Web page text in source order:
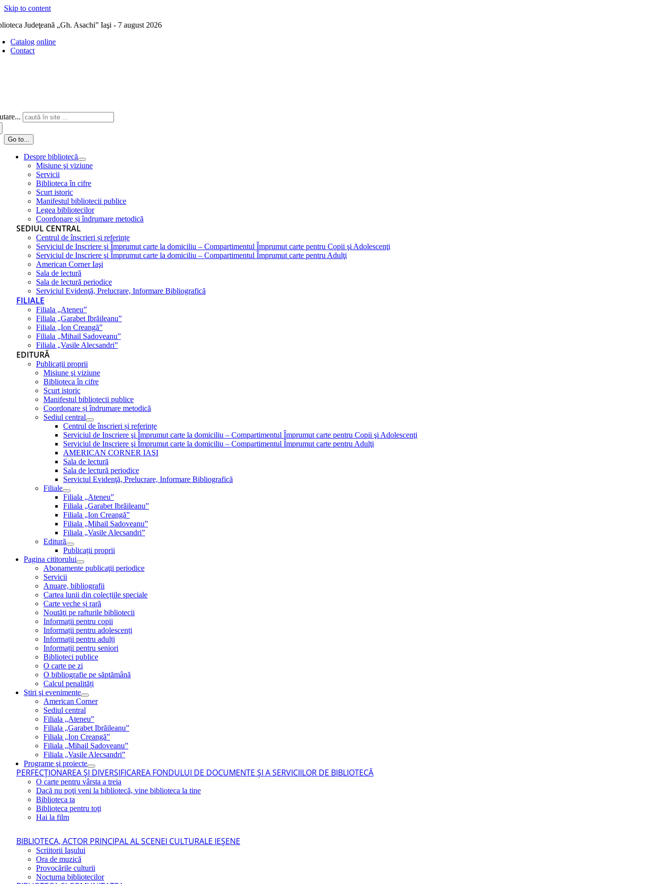
Skip to content
Judeţeană „Gh. Asachi” Iaşi - 7 august 2026
Catalog online
Contact
Go to...
Despre bibliotecă
Misiune şi viziune
Servicii
Biblioteca în cifre
Scurt istoric
Manifestul bibliotecii publice
Legea bibliotecilor
Coordonare și îndrumare metodică
SEDIUL CENTRAL
Centrul de înscrieri și referințe
Serviciul de Inscriere şi Împrumut carte la domiciliu – Compartimentul Împrumut carte pentru Copii şi Adolescenţi
Serviciul de Inscriere şi Împrumut carte la domiciliu – Compartimentul Împrumut carte pentru Adulţi
American Corner Iaşi
Sala de lectură
Sala de lectură periodice
Serviciul Evidenţă, Prelucrare, Informare Bibliografică
FILIALE
Filiala „Ateneu”
Filiala „Garabet Ibrăileanu”
Filiala „Ion Creangă”
Filiala „Mihail Sadoveanu”
Filiala „Vasile Alecsandri”
EDITURĂ
Publicații proprii
Misiune şi viziune
Biblioteca în cifre
Scurt istoric
Manifestul bibliotecii publice
Coordonare și îndrumare metodică
Sediul central
Centrul de înscrieri și referințe
Serviciul de Inscriere şi Împrumut carte la domiciliu – Compartimentul Împrumut carte pentru Copii şi Adolescenţi
Serviciul de Inscriere şi Împrumut carte la domiciliu – Compartimentul Împrumut carte pentru Adulţi
AMERICAN CORNER IAŞI
Sala de lectură
Sala de lectură periodice
Serviciul Evidenţă, Prelucrare, Informare Bibliografică
Filiale
Filiala „Ateneu”
Filiala „Garabet Ibrăileanu”
Filiala „Ion Creangă”
Filiala „Mihail Sadoveanu”
Filiala „Vasile Alecsandri”
Editură
Publicații proprii
Pagina cititorului
Abonamente publicaţii periodice
Servicii
Anuare, bibliografii
Cartea lunii din colecțiile speciale
Carte veche și rară
Noutăţi pe rafturile bibliotecii
Informații pentru copii
Informații pentru adolescenți
Informații pentru adulți
Informații pentru seniori
Biblioteci publice
O carte pe zi
O bibliografie pe săptămână
Calcul penalități
Ştiri şi evenimente
American Corner
Sediul central
Filiala „Ateneu”
Filiala „Garabet Ibrăileanu”
Filiala „Ion Creangă”
Filiala „Mihail Sadoveanu”
Filiala „Vasile Alecsandri”
Programe şi proiecte
PERFECŢIONAREA ŞI DIVERSIFICAREA FONDULUI DE DOCUMENTE ŞI A SERVICIILOR DE BIBLIOTECĂ
O carte pentru vârsta a treia
Dacă nu poţi veni la bibliotecă, vine biblioteca la tine
Biblioteca ta
Biblioteca pentru toţi
Hai la film
BIBLIOTECA, ACTOR PRINCIPAL AL SCENEI CULTURALE IEŞENE
Scriitorii Iaşului
Ora de muzică
Provocările culturii
Nocturna bibliotecilor